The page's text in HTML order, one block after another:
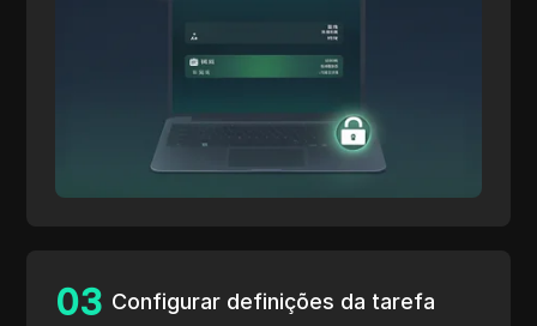
03 Configurar definições da tarefa